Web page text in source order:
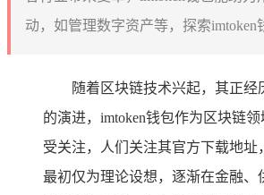
动，如管理数字资产等，探索imtoken
随着区块链技术兴起，其正经
的演进，imtoken钱包作为区块链
受关注，人们关注其官方下载地址
最初仅为理论设想，逐渐在金融、